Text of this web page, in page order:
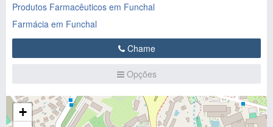
Produtos Farmacêuticos em Funchal
Farmácia em Funchal
Chame
Opções
+